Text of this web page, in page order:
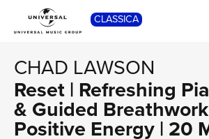
CLASSICA
CHAD LAWSON
Reset | Refreshing
& Guided
Positive Energy | 20